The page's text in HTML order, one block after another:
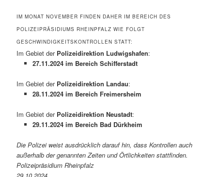
IM MONAT NOVEMBER FINDEN DAHER IM BEREICH DES
POLIZEIPRÄSIDIUMS RHEINPFALZ WIE FOLGT
GESCHWINDIGKEITSKONTROLLEN STATT:
Im Gebiet der Polizeidirektion Ludwigshafen:
27.11.2024 im Bereich Schifferstadt
Im Gebiet der Polizeidirektion Landau:
28.11.2024 im Bereich Freimersheim
Im Gebiet der Polizeidirektion Neustadt:
29.11.2024 im Bereich Bad Dürkheim
Die Polizei weist ausdrücklich darauf hin, dass Kontrollen auch
außerhalb der genannten Zeiten und Örtlichkeiten stattfinden.
Polizeipräsidium Rheinpfalz